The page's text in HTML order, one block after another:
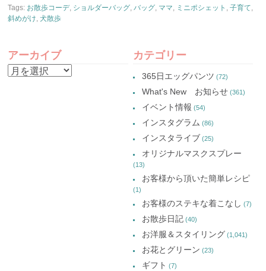
Tags: お散歩コーデ, ショルダーバッグ,バッグ, ママ, ミニポシェット ,子育て,
斜めがけ,犬散歩
アーカイブ
ア
カテゴリー
365日エッグパンツ (72)
What's New お知らせ(361)
イベント情報 (54)
インスタグラム (86)
インスタライブ (25)
オリジナルマスクスプレー
(13)
お客様から頂いた簡単レシピ
(1)
お客様のステキな着こなし (7)
お散歩日記(40)
お洋服＆スタイリング (1,041)
お花とグリーン (23)
ギフト (7)